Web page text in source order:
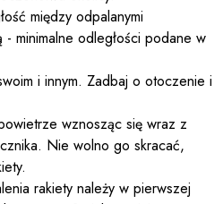
między odpalanymi
minimalne odległości podane w
i innym. Zadbaj o otoczenie i
wznosząc się wraz z
Nie wolno go skracać,
rakiety należy w pierwszej